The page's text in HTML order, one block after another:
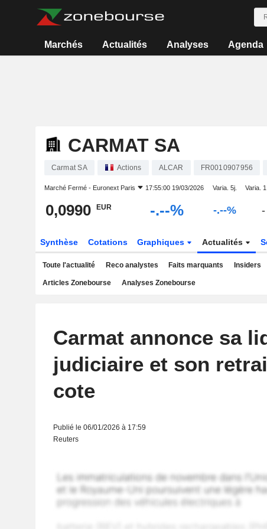
Marchés Actualités Analyses Agenda
CARMAT SA
Carmat SA Actions ALCAR FR0010907956
Marché Fermé - Euronext Paris 17:55:00 19/03/2026 Varia. 5j. Varia. 1
0,0990 EUR -.--% -.--% -
Synthèse Cotations Graphiques Actualités
Toute l'actualité Reco analystes Faits marquants Insiders
Articles Zonebourse Analyses Zonebourse
Carmat annonce sa
judiciaire et son
cote
Publié le 06/01/2026 à 17:59
Reuters